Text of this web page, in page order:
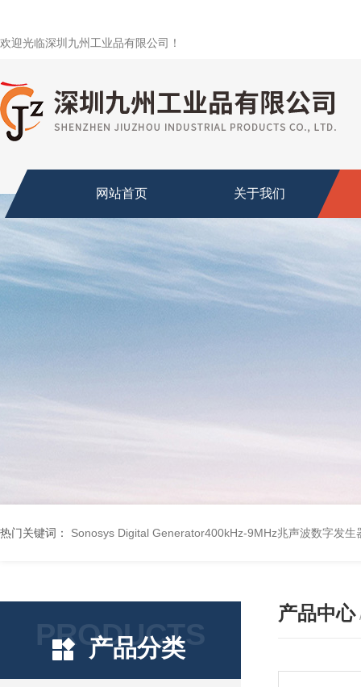
欢迎光临深圳九州工业品有限公司！
网站首页 关于我们
热门关键词： Sonosys Digital Generator400kHz-9MHz兆声波数字发生
PRODUCTS
产品分类
产品中心